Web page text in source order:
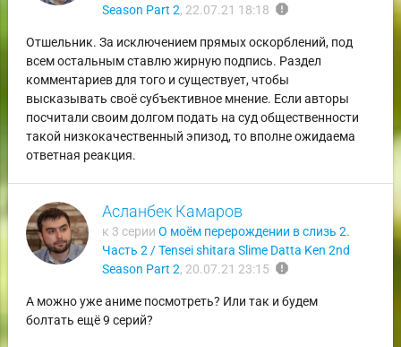
Season Part 2, 22.07.21 18:18 report
Отшельник. За исключением прямых оскорблений, под
всем остальным ставлю жирную подпись. Раздел
комментариев для того и существует, чтобы
высказывать своё субъективное мнение. Если авторы
посчитали своим долгом подать на суд общественности
такой низкокачественный эпизод, то вполне ожидаема
ответная реакция.
Асланбек Камаров
к 3 серии О моём перерождении в слизь 2.
Часть 2 / Tensei shitara Slime Datta Ken 2nd
Season Part 2, 20.07.21 23:15 report
А можно уже аниме посмотреть? Или так и будем
болтать ещё 9 серий?